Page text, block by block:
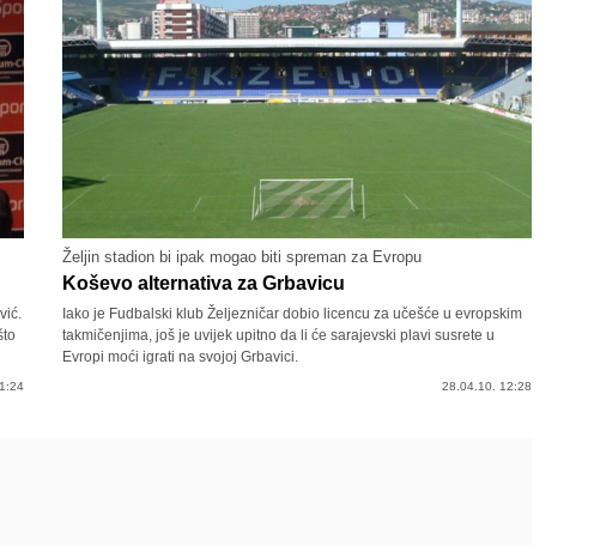
Željin stadion bi ipak mogao biti spreman za Evropu
Koševo alternativa za Grbavicu
Iako je Fudbalski klub Željezničar dobio licencu za učešće u evropskim
takmičenjima, još je uvijek upitno da li će sarajevski plavi susrete u
Evropi moći igrati na svojoj Grbavici.
28.04.10. 12:28